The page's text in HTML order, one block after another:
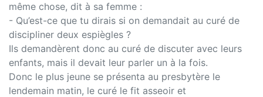
même chose, dit à sa femme :
- Qu’est-ce que tu dirais si on demandait au curé de
discipliner deux espiègles ?
Ils demandèrent donc au curé de discuter avec leurs
enfants, mais il devait leur parler un à la fois.
Donc le plus jeune se présenta au presbytère le
lendemain matin, le curé le fit asseoir et